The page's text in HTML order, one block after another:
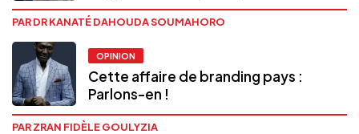
PAR DR KANATÉ DAHOUDA SOUMAHORO
OPINION
Cette affaire de branding pays :
Parlons-en !
PAR ZRAN FIDÈLE GOULYZIA